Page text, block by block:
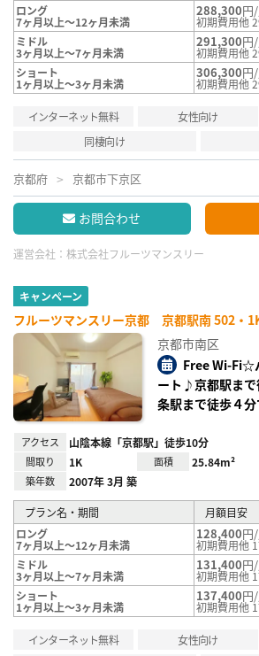
ロング
7ヶ月以上～12ヶ月未満
288,300円
初期費用他
ミドル
3ヶ月以上～7ヶ月未満
291,300円
初期費用他
ショート
1ヶ月以上～3ヶ月未満
306,300円
初期費用他
インターネット無料 女性向け
同棲向け
京都府 京都市下京区
お問合わせ
運営会社： 株式会社フルーツマンスリー
キャンペーン
フルーツマンスリー京都 京都駅南 502・
京都市南区
Free Wi-Fi☆
ート♪京都駅まで
条駅まで徒歩４
アクセス 山陰本線「京都駅」徒歩10分
間取り 1K 面積 25.84m²
築年数 2007年 3月 築
プラン名・期間
月額目安
ロング
7ヶ月以上～12ヶ月未満
128,400円
初期費用他
ミドル
3ヶ月以上～7ヶ月未満
131,400円
初期費用他
ショート
1ヶ月以上～3ヶ月未満
137,400円
初期費用他
インターネット無料 女性向け